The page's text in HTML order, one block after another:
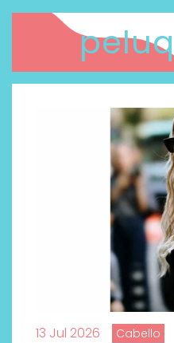
13 Jul 2026 Cabello